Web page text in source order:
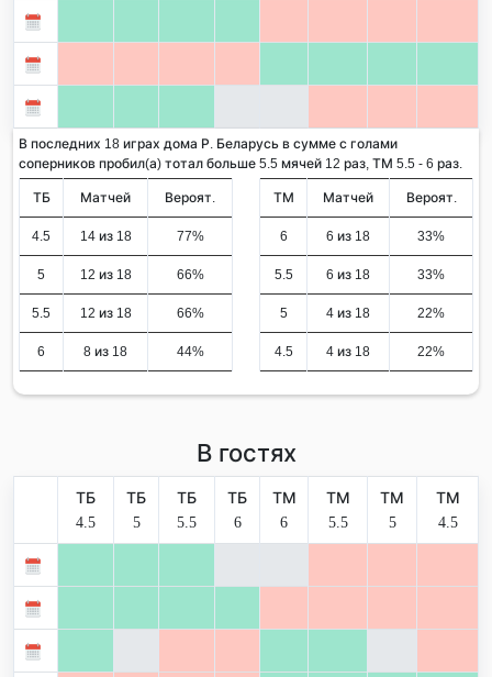
В последних 18 играх дома Р. Беларусь в сумме с голами
соперников пробил(а) тотал больше 5.5 мячей 12 раз, ТМ 5.5 - 6 раз.
ТБ Матчей Вероят.
4.5 14 из 18 77%
5 12 из 18 66%
5.5 12 из 18 66%
6 8 из 18 44%
ТМ Матчей Вероят.
6 6 из 18 33%
5.5 6 из 18 33%
5 4 из 18 22%
4.5 4 из 18 22%
В гостях
ТБ
4.5
ТБ
5
ТБ
5.5
ТБ
6
ТМ
6
ТМ
5.5
ТМ
5
ТМ
4.5